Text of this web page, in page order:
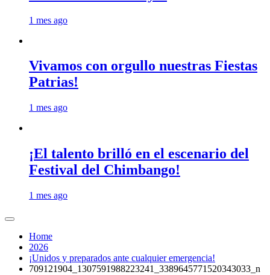
1 mes ago
Vivamos con orgullo nuestras Fiestas
Patrias!
1 mes ago
¡El talento brilló en el escenario del
Festival del Chimbango!
1 mes ago
Home
2026
¡Unidos y preparados ante cualquier emergencia!
709121904_1307591988223241_3389645771520343033_n